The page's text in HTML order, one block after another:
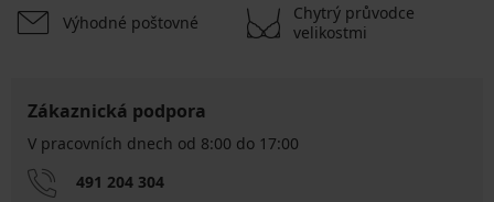
Výhodné poštovné
Chytrý průvodce
velikostmi
Zákaznická podpora
V pracovních dnech od 8:00 do 17:00
491 204 304